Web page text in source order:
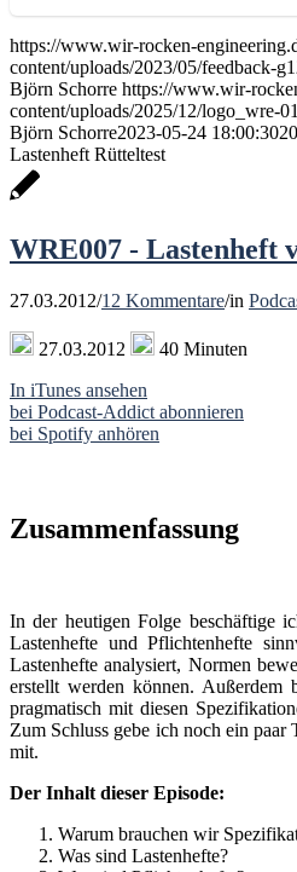
https://www.wir-rocken-
content/uploads/2023/05/feedback-
Björn Schorre https://www.wir-
content/uploads/2025/12/logo_wre-
Björn Schorre2023-05-24 18:00:30
Lastenheft Rütteltest
WRE007 - Lastenheft
27.03.2012/12 Kommentare/in
27.03.2012
40 Minuten
In iTunes ansehen
bei Podcast-Addict abonnieren
bei Spotify anhören
Zusammenfassung
In der heutigen Folge beschäftige
Lastenhefte und Pflichtenhefte
Lastenhefte analysiert, Normen
erstellt werden können. Außerdem
pragmatisch mit diesen
Zum Schluss gebe ich noch ein paar
mit.
Der Inhalt dieser Episode:
Warum brauchen wir
Was sind Lastenhefte?